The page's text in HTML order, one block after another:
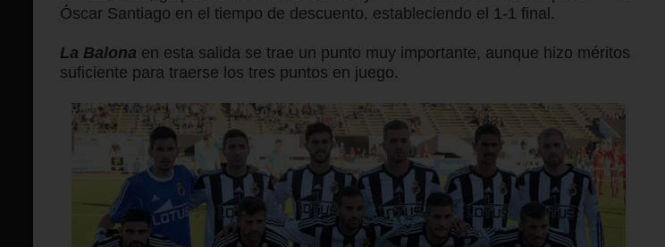
Óscar Santiago en el tiempo de descuento, estableciendo el 1-1 final.
La Balona en esta salida se trae un punto muy importante, aunque hizo méritos
suficiente para traerse los tres puntos en juego.